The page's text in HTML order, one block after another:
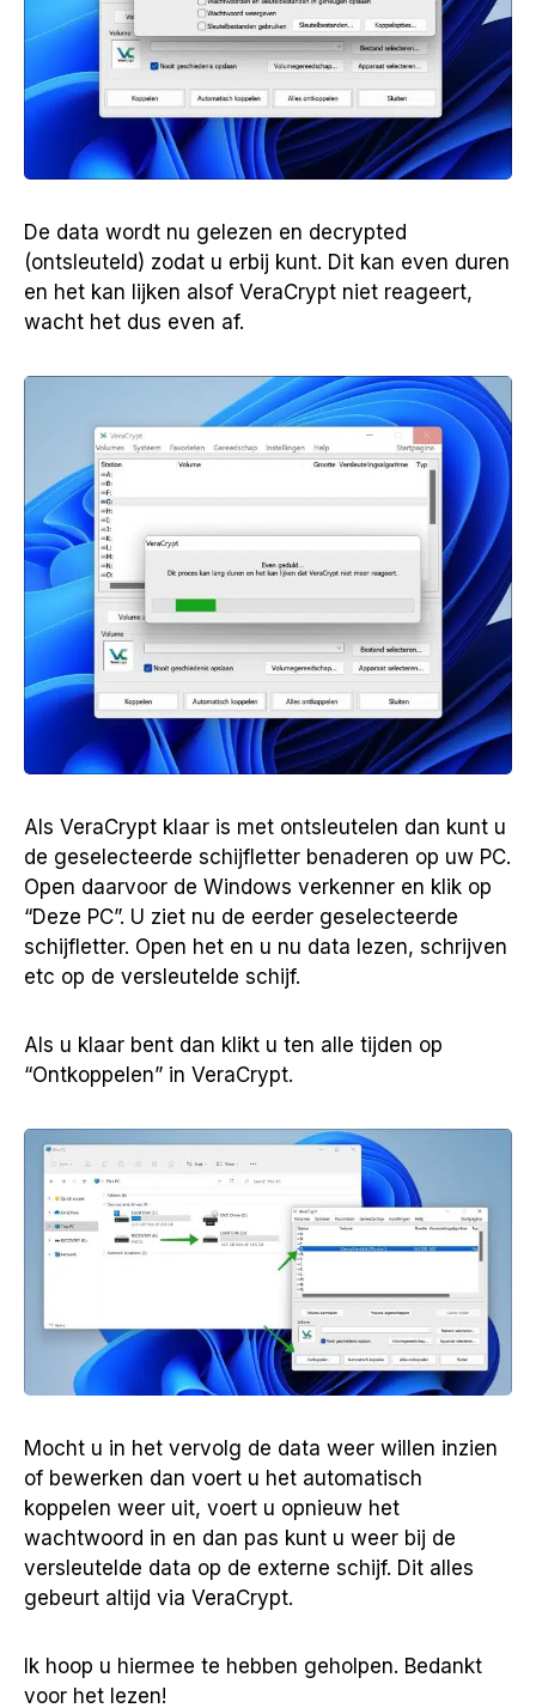
De data wordt nu gelezen en decrypted
(ontsleuteld) zodat u erbij kunt. Dit kan even duren
en het kan lijken alsof VeraCrypt niet reageert,
wacht het dus even af.
Als VeraCrypt klaar is met ontsleutelen dan kunt u
de geselecteerde schijfletter benaderen op uw PC.
Open daarvoor de Windows verkenner en klik op
“Deze PC”. U ziet nu de eerder geselecteerde
schijfletter. Open het en u nu data lezen, schrijven
etc op de versleutelde schijf.
Als u klaar bent dan klikt u ten alle tijden op
“Ontkoppelen” in VeraCrypt.
Mocht u in het vervolg de data weer willen inzien
of bewerken dan voert u het automatisch
koppelen weer uit, voert u opnieuw het
wachtwoord in en dan pas kunt u weer bij de
versleutelde data op de externe schijf. Dit alles
gebeurt altijd via VeraCrypt.
Ik hoop u hiermee te hebben geholpen. Bedankt
voor het lezen!